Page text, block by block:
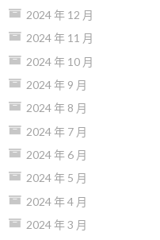
2024 年 12 月
2024 年 11 月
2024 年 10 月
2024 年 9 月
2024 年 8 月
2024 年 7 月
2024 年 6 月
2024 年 5 月
2024 年 4 月
2024 年 3 月